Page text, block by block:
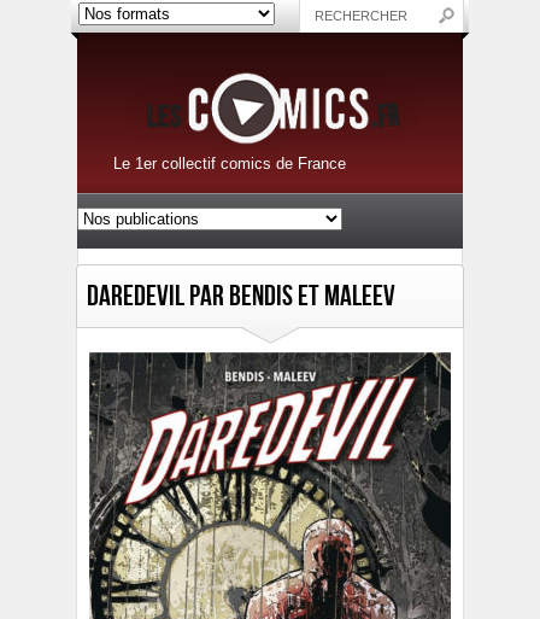
Le 1er collectif comics de France
Daredevil par Bendis et Maleev